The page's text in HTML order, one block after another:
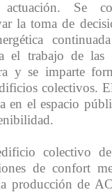
Se
la toma de
el trabajo de las
y se imparte
colectivos.
en el espacio
colectivo
de confort
producción de